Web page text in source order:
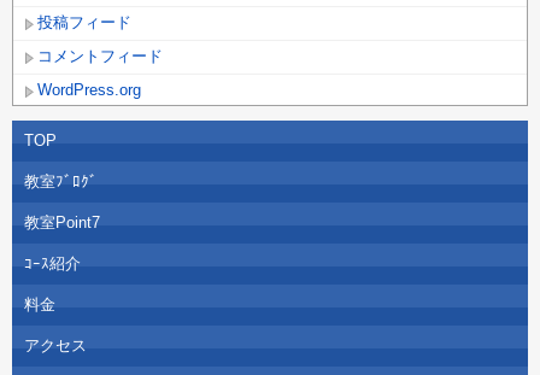
投稿フィード
コメントフィード
WordPress.org
TOP
教室ﾌﾞﾛｸﾞ
教室Point7
ｺｰｽ紹介
料金
アクセス